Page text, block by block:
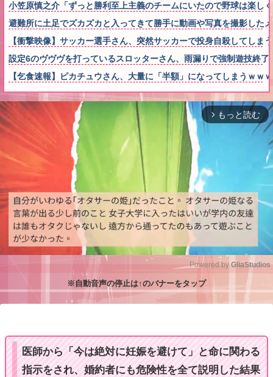
小笠原慎之介「ずっと勝利至上主義のチームにいたので野球は楽し
避難所に土足でズカズカと入ってきて勝手に動画や写真を撮影し
【衝撃映像】サッカー選手さん、突然サッカーで投身自殺してしま
設定6のヴヴヴを打っているスロッターさん、雨漏りで強制遊技終
【乞食速報】ピカチュウさん、大量に「半額」になってしまうｗｗ
arrow_forward_ios もっと読む
M
Powered by GliaStudios
※自動音声の停止は↑のバナーをタップ
医師から「今は絶対に妊娠を避けて」と命に関わる
指示をされ、婚約者にも危険性を全て説明した結果